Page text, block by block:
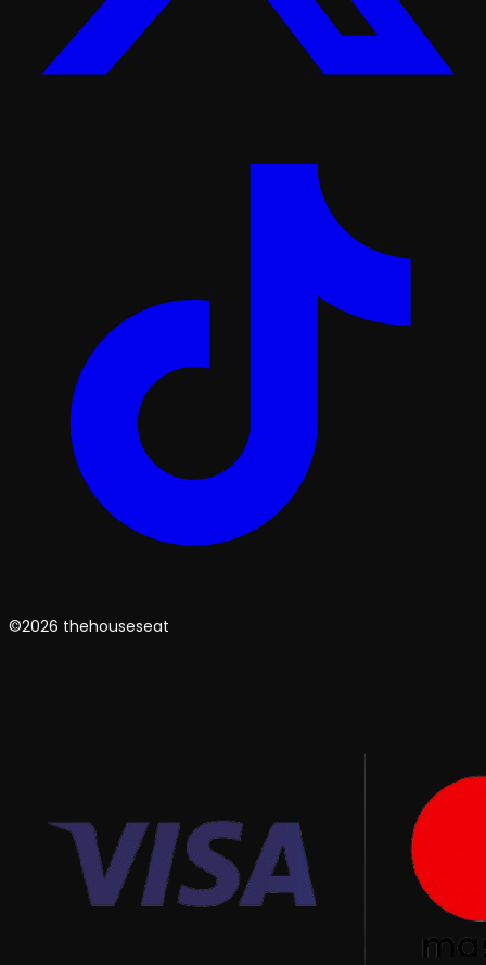
©2026 thehouseseat